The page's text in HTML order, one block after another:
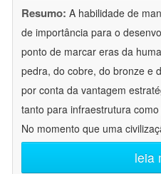
Resumo: A habilidade de
de importância para o
ponto de marcar eras da
pedra, do cobre, do bronze e
por conta da vantagem
tanto para infraestrutura
No momento que uma
leia